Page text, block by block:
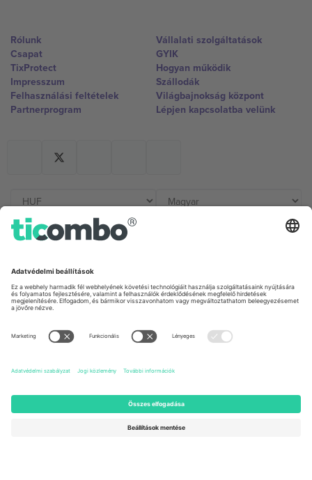
Rólunk
Csapat
TixProtect
Impresszum
Felhasználási feltételek
Partnerprogram
Vállalati szolgáltatások
GYIK
Hogyan működik
Szállodák
Világbajnokság központ
Lépjen kapcsolatba velünk
Germany
Unter den Linden 24, 10117
Berlin, Germany
United Kingdom
167 City Road, London, Greater
Newark, Delaware 19713, United
States
Engelberg, Switzerland